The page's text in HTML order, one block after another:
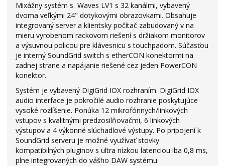
Mixážny systém s Waves LV1 s 32 kanálmi, vybavený
dvoma veľkými 24" dotykovými obrazovkami. Obsahuje
integrovaný server a klientsky počítač zabudovaný v na
mieru vyrobenom rackovom riešení s držiakom monitorov
a výsuvnou policou pre klávesnicu s touchpadom. Súčasťou
je interný SoundGrid switch s etherCON konektormi na
zadnej strane a napájanie riešené cez jeden PowerCON
konektor.
Systém je vybavený DigiGrid IOX rozhraním. DigiGrid IOX
audio interface je pokročilé audio rozhranie poskytujúce
vysoké rozlíšenie. Ponúka 12 mikrofónnych/linkových
vstupov s kvalitnými predzosilňovačmi, 6 linkových
výstupov a 4 výkonné slúchadlové výstupy. Po pripojení k
SoundGrid serveru je možné využívať stovky
kompatibilných pluginov s ultra nízkou latenciou iba 0,8 ms,
plne integrovaných do vášho DAW systému.